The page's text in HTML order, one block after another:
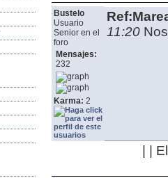
Bustelo
Usuario
Senior en el
foro
Mensajes:
232
Karma: 2
11:20
| |